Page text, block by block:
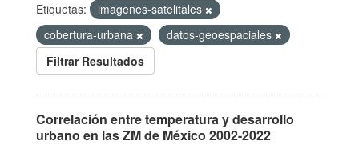
Etiquetas:
imagenes-satelitales
cobertura-urbana
datos-geoespaciales
Filtrar Resultados
Correlación entre temperatura y desarrollo
urbano en las ZM de México 2002-2022